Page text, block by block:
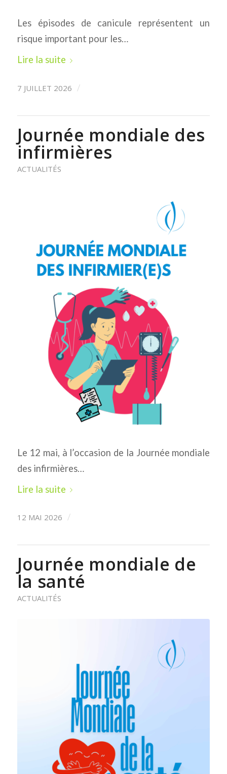
Les épisodes de canicule représentent un
risque important pour les…
Lire la suite
7 JUILLET 2026 /
Journée mondiale des
infirmières
ACTUALITÉS
Le 12 mai, à l’occasion de la Journée mondiale
des infirmières…
Lire la suite
12 MAI 2026 /
Journée mondiale de
la santé
ACTUALITÉS